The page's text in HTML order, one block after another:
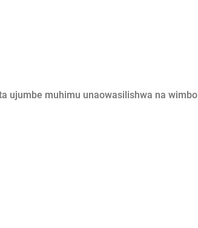
ujumbe muhimu unaowasilishwa na wimbo